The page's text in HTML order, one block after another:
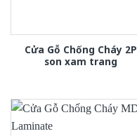
Cửa Gỗ Chống Cháy 2P
son xam trang